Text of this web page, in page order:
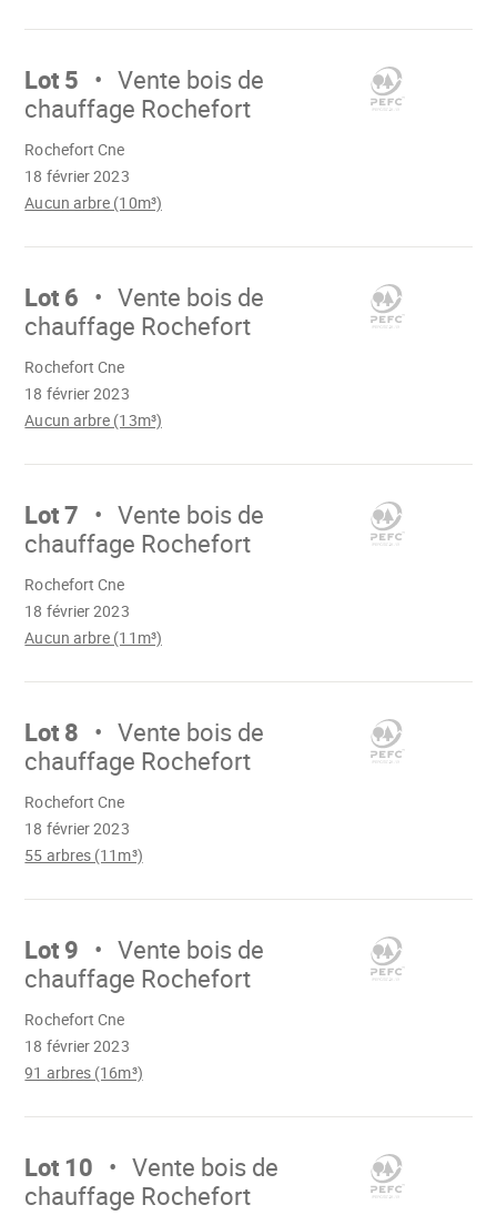
Aller
Lot 5
Vente bois de
chauffage Rochefort
18 février 2023
Rochefort Cne
Aucun arbre (10m³)
Aller
Lot 6
Vente bois de
chauffage Rochefort
18 février 2023
Rochefort Cne
Aucun arbre (13m³)
Aller
Lot 7
Vente bois de
chauffage Rochefort
18 février 2023
Rochefort Cne
Aucun arbre (11m³)
Aller
Lot 8
Vente bois de
chauffage Rochefort
18 février 2023
Rochefort Cne
55 arbres (11m³)
Aller
Lot 9
Vente bois de
chauffage Rochefort
18 février 2023
Rochefort Cne
91 arbres (16m³)
Aller
Lot 10
Vente bois de
chauffage Rochefort